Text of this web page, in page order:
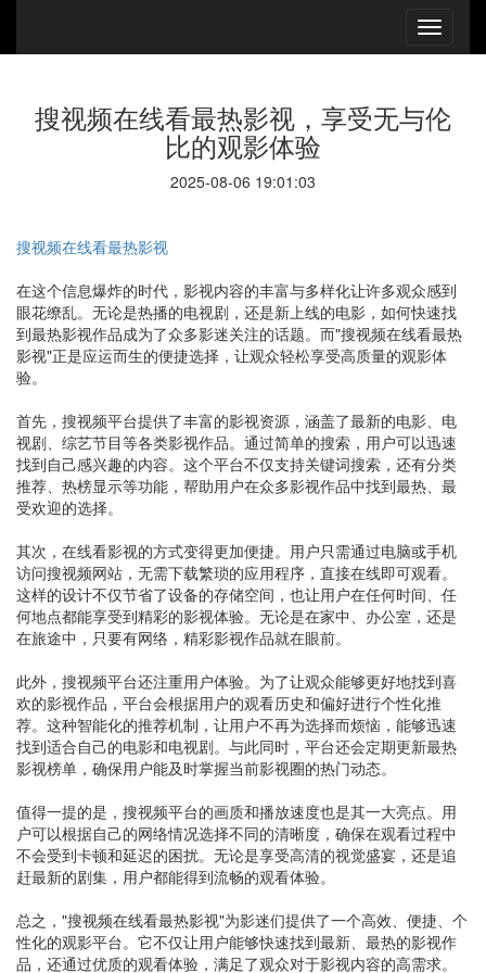
搜视频在线看最热影视，享受无与伦
比的观影体验
2025-08-06 19:01:03
搜视频在线看最热影视
在这个信息爆炸的时代，影视内容的丰富与多样化让许多观众感到
眼花缭乱。无论是热播的电视剧，还是新上线的电影，如何快速找
到最热影视作品成为了众多影迷关注的话题。而"搜视频在线看最热
影视"正是应运而生的便捷选择，让观众轻松享受高质量的观影体
验。
首先，搜视频平台提供了丰富的影视资源，涵盖了最新的电影、电
视剧、综艺节目等各类影视作品。通过简单的搜索，用户可以迅速
找到自己感兴趣的内容。这个平台不仅支持关键词搜索，还有分类
推荐、热榜显示等功能，帮助用户在众多影视作品中找到最热、最
受欢迎的选择。
其次，在线看影视的方式变得更加便捷。用户只需通过电脑或手机
访问搜视频网站，无需下载繁琐的应用程序，直接在线即可观看。
这样的设计不仅节省了设备的存储空间，也让用户在任何时间、任
何地点都能享受到精彩的影视体验。无论是在家中、办公室，还是
在旅途中，只要有网络，精彩影视作品就在眼前。
此外，搜视频平台还注重用户体验。为了让观众能够更好地找到喜
欢的影视作品，平台会根据用户的观看历史和偏好进行个性化推
荐。这种智能化的推荐机制，让用户不再为选择而烦恼，能够迅速
找到适合自己的电影和电视剧。与此同时，平台还会定期更新最热
影视榜单，确保用户能及时掌握当前影视圈的热门动态。
值得一提的是，搜视频平台的画质和播放速度也是其一大亮点。用
户可以根据自己的网络情况选择不同的清晰度，确保在观看过程中
不会受到卡顿和延迟的困扰。无论是享受高清的视觉盛宴，还是追
赶最新的剧集，用户都能得到流畅的观看体验。
总之，"搜视频在线看最热影视"为影迷们提供了一个高效、便捷、个
性化的观影平台。它不仅让用户能够快速找到最新、最热的影视作
品，还通过优质的观看体验，满足了观众对于影视内容的高需求。